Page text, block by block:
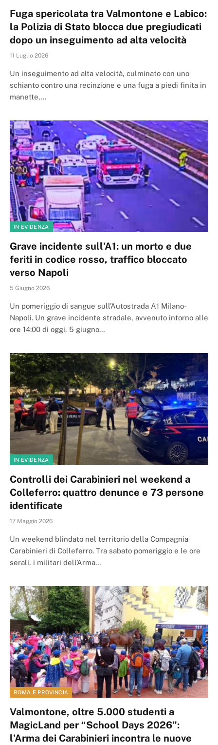
Fuga spericolata tra Valmontone e Labico:
la Polizia di Stato blocca due pregiudicati
dopo un inseguimento ad alta velocità
11 Luglio 2026
Un inseguimento ad alta velocità, culminato con uno
schianto contro una recinzione e una fuga a piedi finita in
manette,…
IN EVIDENZA
Grave incidente sull’A1: un morto e due
feriti in codice rosso, traffico bloccato
verso Napoli
5 Giugno 2026
Un pomeriggio di sangue sull’Autostrada A1 Milano-
Napoli. Un grave incidente stradale, avvenuto intorno alle
ore 14:00 di oggi, 5 giugno…
IN EVIDENZA
Controlli dei Carabinieri nel weekend a
Colleferro: quattro denunce e 73 persone
identificate
17 Maggio 2026
Un weekend blindato nel territorio della Compagnia
Carabinieri di Colleferro. Tra sabato pomeriggio e le ore
serali, i militari dell’Arma…
ROMA E PROVINCIA
Valmontone, oltre 5.000 studenti a
MagicLand per “School Days 2026”:
l’Arma dei Carabinieri incontra le nuove